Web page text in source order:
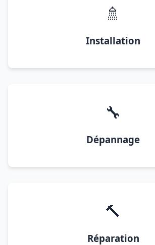
🚿
Installation
🔧
Dépannage
🔨
Réparation